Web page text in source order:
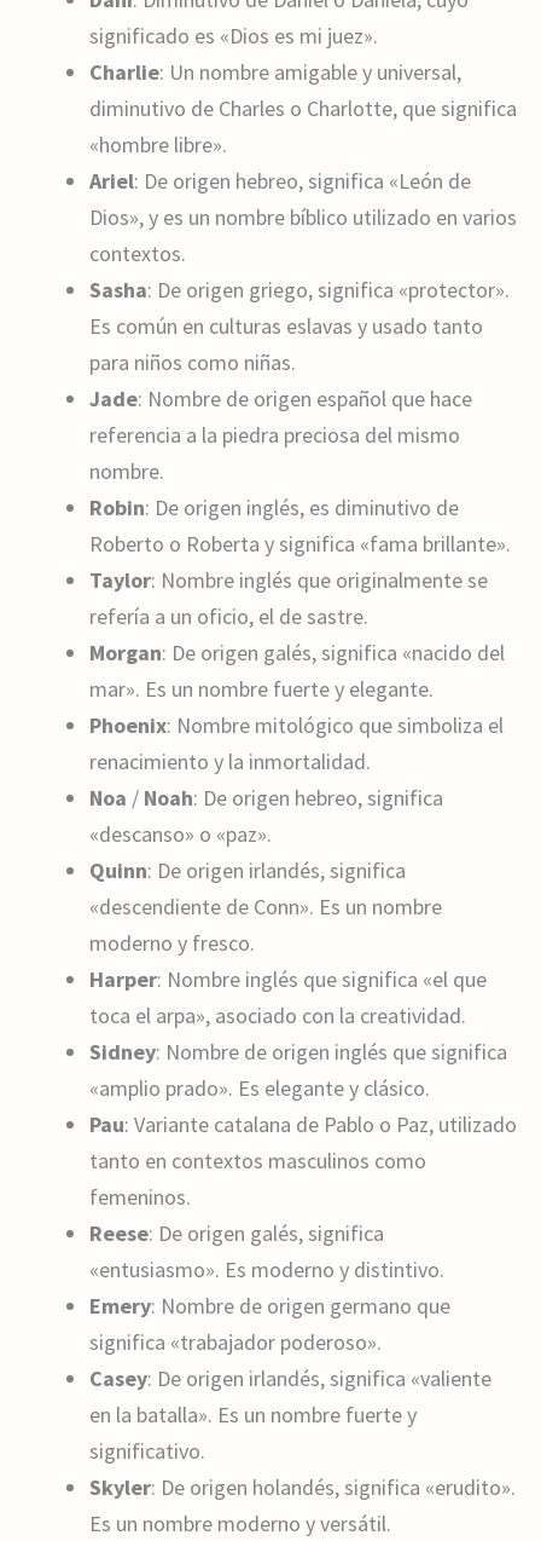
significado es «Dios es mi juez».
Charlie: Un nombre amigable y universal,
diminutivo de Charles o Charlotte, que significa
«hombre libre».
Ariel: De origen hebreo, significa «León de
Dios», y es un nombre bíblico utilizado en varios
contextos.
Sasha: De origen griego, significa «protector».
Es común en culturas eslavas y usado tanto
para niños como niñas.
Jade: Nombre de origen español que hace
referencia a la piedra preciosa del mismo
nombre.
Robin: De origen inglés, es diminutivo de
Roberto o Roberta y significa «fama brillante».
Taylor: Nombre inglés que originalmente se
refería a un oficio, el de sastre.
Morgan: De origen galés, significa «nacido del
mar». Es un nombre fuerte y elegante.
Phoenix: Nombre mitológico que simboliza el
renacimiento y la inmortalidad.
Noa / Noah: De origen hebreo, significa
«descanso» o «paz».
Quinn: De origen irlandés, significa
«descendiente de Conn». Es un nombre
moderno y fresco.
Harper: Nombre inglés que significa «el que
toca el arpa», asociado con la creatividad.
Sidney: Nombre de origen inglés que significa
«amplio prado». Es elegante y clásico.
Pau: Variante catalana de Pablo o Paz, utilizado
tanto en contextos masculinos como
femeninos.
Reese: De origen galés, significa
«entusiasmo». Es moderno y distintivo.
Emery: Nombre de origen germano que
significa «trabajador poderoso».
Casey: De origen irlandés, significa «valiente
en la batalla». Es un nombre fuerte y
significativo.
Skyler: De origen holandés, significa «erudito».
Es un nombre moderno y versátil.